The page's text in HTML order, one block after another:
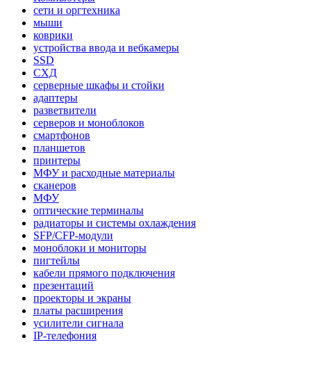
сети и оргтехника
мыши
коврики
устройства ввода и вебкамеры
SSD
СХД
серверные шкафы и стойки
адаптеры
разветвители
серверов и моноблоков
смартфонов
планшетов
принтеры
МФУ и расходные материалы
сканеров
МФУ
оптические терминалы
радиаторы и системы охлаждения
SFP/CFP-модули
моноблоки и мониторы
пигтейлы
кабели прямого подключения
презентаций
проекторы и экраны
платы расширения
усилители сигнала
IP-телефония